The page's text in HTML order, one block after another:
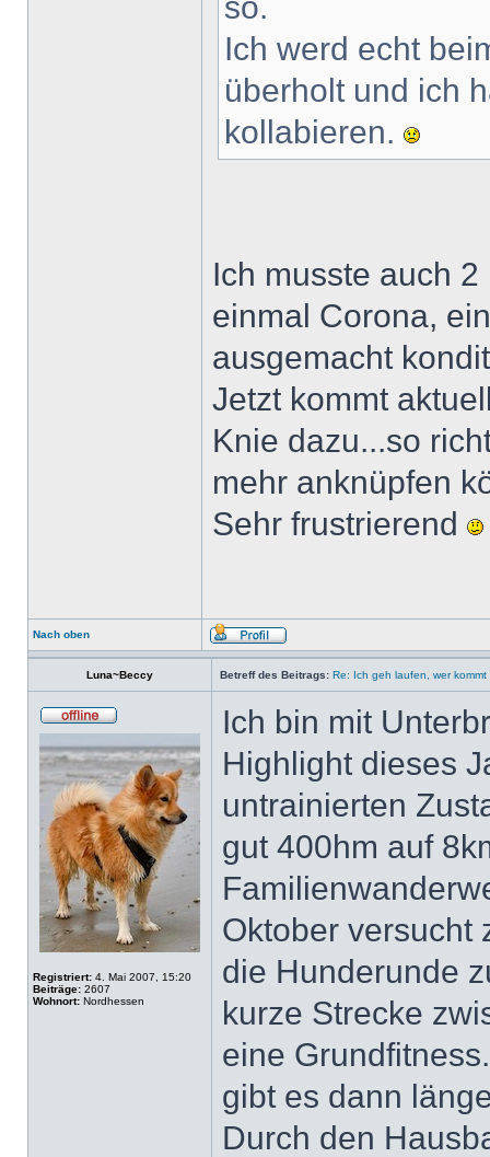
Ich werd echt
überholt und ich
kollabieren.
Ich musste auch
einmal Corona,
ausgemacht
Jetzt kommt
Knie dazu...so
mehr anknüpfen
Sehr frustrierend
Nach oben
Luna~Beccy Betreff des Beitrags: Re: Ich geh laufen, wer kommt
Registriert: 4. Mai 2007, 15:20
Beiträge: 2607
Wohnort: Nordhessen
Ich bin mit
Highlight dieses
untrainierten
gut 400hm auf
Oktober versucht
die Hunderunde
kurze Strecke
eine
gibt es dann
Durch den